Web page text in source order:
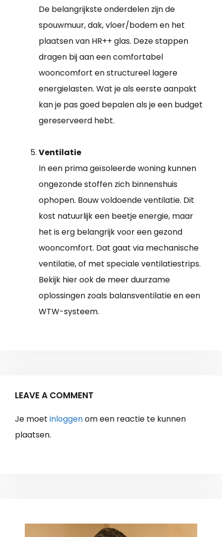
De belangrijkste onderdelen zijn de
spouwmuur, dak, vloer/bodem en het
plaatsen van HR++ glas. Deze stappen
dragen bij aan een comfortabel
wooncomfort en structureel lagere
energielasten. Wat je als eerste aanpakt
kan je pas goed bepalen als je een budget
gereserveerd hebt.
Ventilatie
In een prima geïsoleerde woning kunnen
ongezonde stoffen zich binnenshuis
ophopen. Bouw voldoende ventilatie. Dit
kost natuurlijk een beetje energie, maar
het is erg belangrijk voor een gezond
wooncomfort. Dat gaat via mechanische
ventilatie, of met speciale ventilatiestrips.
Bekijk hier ook de meer duurzame
oplossingen zoals balansventilatie en een
WTW-systeem.
LEAVE A COMMENT
Je moet inloggenom een reactie te kunnen
plaatsen.